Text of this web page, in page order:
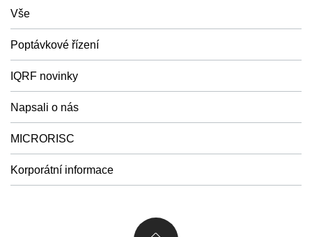
Vše
Poptávkové řízení
IQRF novinky
Napsali o nás
MICRORISC
Korporátní informace